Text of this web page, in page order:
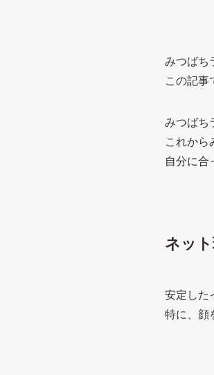
みつばち
この記事
みつばち
これから
自分に合
ネッ
安定した
特に、顔